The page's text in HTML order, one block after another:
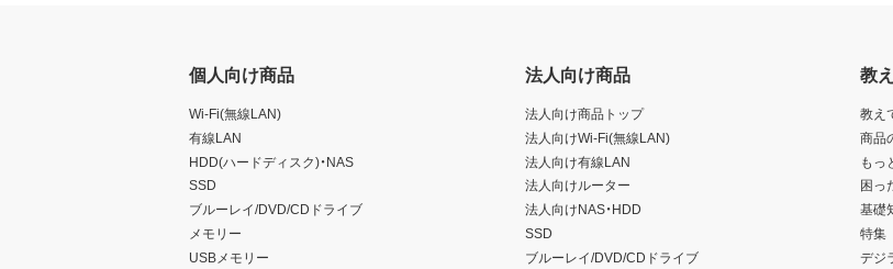
個人向け商品
Wi-Fi(無線LAN)
有線LAN
HDD(ハードディスク)・NAS
SSD
ブルーレイ/DVD/CDドライブ
メモリー
USBメモリー
法人向け商品
法人向け商品トップ
法人向けWi-Fi(無線LAN)
法人向け有線LAN
法人向けルーター
法人向けNAS・HDD
SSD
ブルーレイ/DVD/CDドライブ
教
教え
商品
もっ
困っ
基礎
特集
デジ